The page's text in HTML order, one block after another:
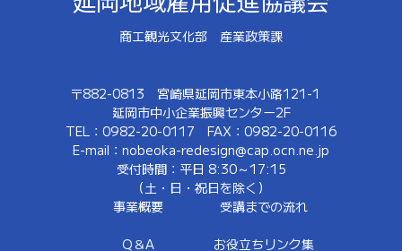
商工観光文化部 産業政策課
〒882-0813
宮崎県延岡市東本小路121-1
延岡市中小企業振興センター2F
TEL：0982-20-0117
FAX：0982-20-0116
E-mail：nobeoka-redesign@cap.ocn.ne.jp
受付時間：平日 8:30～17:15
（土・日・祝日を除く）
事業概要
Q＆A
受講までの流れ
お役立ちリンク集